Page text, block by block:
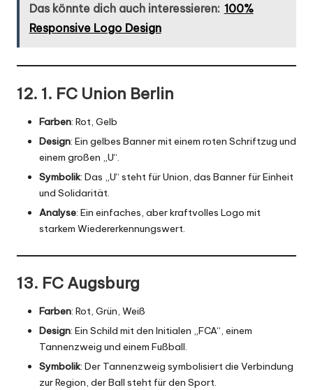
Das könnte dich auch interessieren: 100%
Responsive Logo Design
12. 1. FC Union Berlin
Farben: Rot, Gelb
Design: Ein gelbes Banner mit einem roten Schriftzug und
einem großen „U“.
Symbolik: Das „U“ steht fürUnion, das Banner für Einheit
und Solidarität.
Analyse: Ein einfaches, aber kraftvolles Logo mit
starkem Wiedererkennungswert.
13. FC Augsburg
Farben: Rot, Grün, Weiß
Design: Ein Schild mit den Initialen „FCA“, einem
Tannenzweig und einem Fußball.
Symbolik: Der Tannenzweig symbolisiert die Verbindung
zur Region, der Ball steht für den Sport.